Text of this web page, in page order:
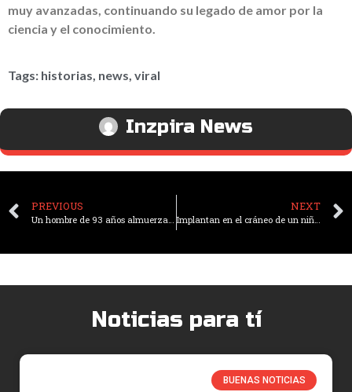
muy avanzadas, continuando su legado de amor por la
ciencia y el conocimiento.
Tags: historias news viral
Inzpira News
PREVIOUS NEXT
Noticias para tí
BUENAS NOTICIAS